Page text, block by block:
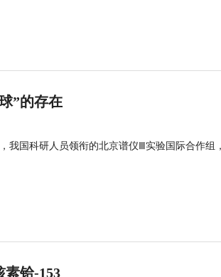
”的存在
我国科研人员领衔的北京谱仪Ⅲ实验国际合作组
素铪-153